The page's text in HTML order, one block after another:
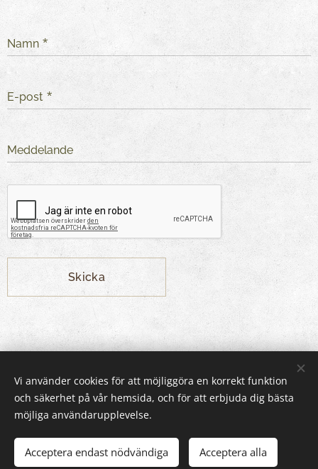
Namn
E-post
Meddelande
Skicka
© 2024 Kaikki oikeudet pidätetään
Vi använder cookies för att möjliggöra en korrekt funktion
och säkerhet på vår hemsida, och för att erbjuda dig bästa
möjliga användarupplevelse.
Acceptera endast nödvändiga Acceptera alla